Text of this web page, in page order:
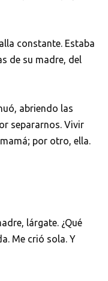
constante. Estaba
de su madre, del
abriendo las
separarnos. Vivir
por otro, ella.
lárgate. ¿Qué
Me crió sola. Y